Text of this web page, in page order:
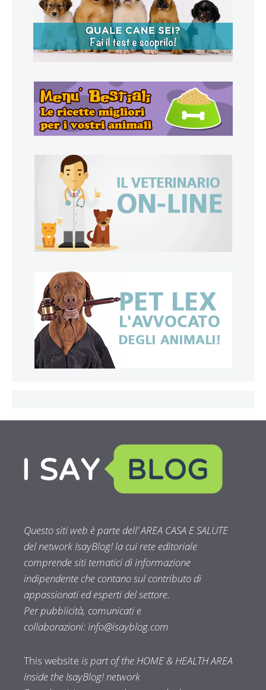
Questo siti web è parte dell’ AREA CASA E SALUTE
del network IsayBlog! la cui rete editoriale
comprende siti tematici di informazione
indipendente che contano sul contributo di
appassionati ed esperti del settore.
Per pubblicità, comunicati e
collaborazioni:info@isayblog.com
This websiteis part of the HOME & HEALTH AREA
inside the IsayBlog! network